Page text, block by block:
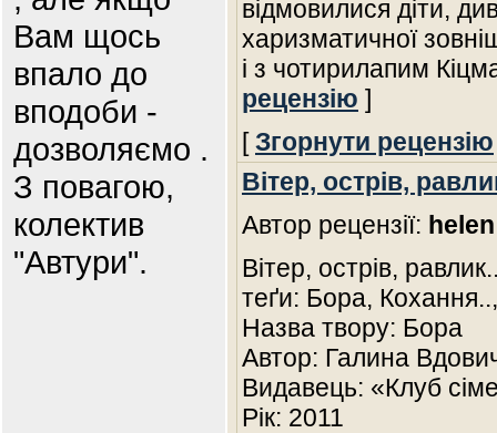
Вам щось
впало до
вподоби -
дозволяємо .
З повагою,
колектив
"Автури".
відмовилися діти,
харизматичної
і з чотирилапим
рецензію ]
[Згорнути рецензію
Вітер, острів,
Автор рецензії: helen
Вітер, острів,
теґи: Бора,
Назва твору: Бора
Автор: Галина
Видавець: «Клуб
Рік: 2011